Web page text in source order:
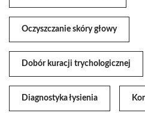
Oczyszczanie skóry głowy
Dobór kuracji trychologicznej
Diagnostyka łysienia